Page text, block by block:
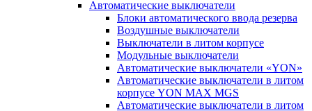
Автоматические выключатели
Блоки автоматического ввода резерва
Воздушные выключатели
Выключатели в литом корпусе
Модульные выключатели
Автоматические выключатели «YON»
Автоматические выключатели в литом
корпусе YON MAX MGS
Автоматические выключатели в литом